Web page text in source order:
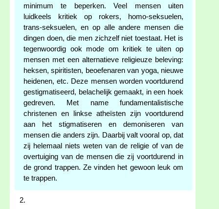
minimum te beperken. Veel mensen uiten
luidkeels kritiek op rokers, homo-seksuelen,
trans-seksuelen, en op alle andere mensen die
dingen doen, die men zichzelf niet toestaat. Het is
tegenwoordig ook mode om kritiek te uiten op
mensen met een alternatieve religieuze beleving:
heksen, spiritisten, beoefenaren van yoga, nieuwe
heidenen, etc. Deze mensen worden voortdurend
gestigmatiseerd, belachelijk gemaakt, in een hoek
gedreven. Met name fundamentalistische
christenen en linkse atheïsten zijn voortdurend
aan het stigmatiseren en demoniseren van
mensen die anders zijn. Daarbij valt vooral op, dat
zij helemaal niets weten van de religie of van de
overtuiging van de mensen die zij voortdurend in
de grond trappen. Ze vinden het gewoon leuk om
te trappen.
2.